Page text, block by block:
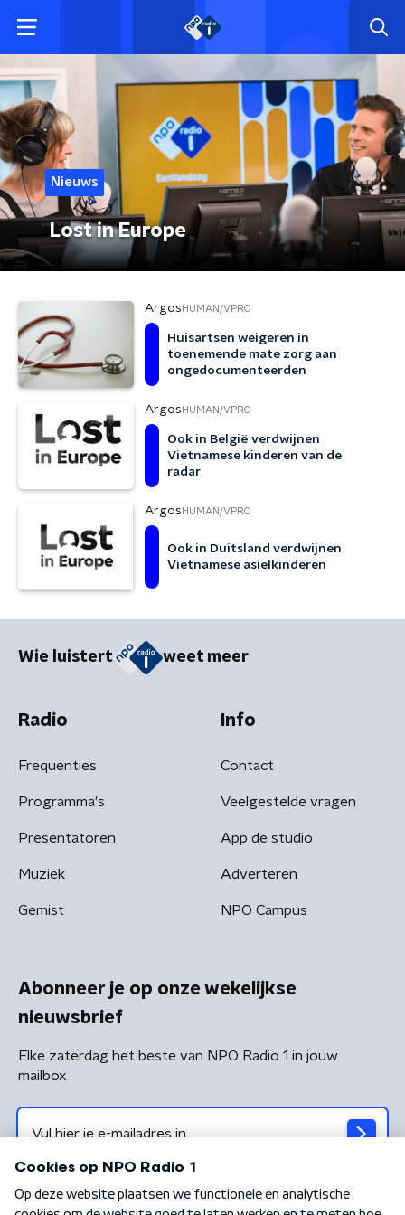
Nieuws
Lost in Europe
Argos HUMAN/VPRO
Huisartsen weigeren in
toenemende mate zorg aan
ongedocumenteerden
Argos HUMAN/VPRO
Ook in België verdwijnen
Vietnamese kinderen van de
radar
Argos HUMAN/VPRO
Ook in Duitsland verdwijnen
Vietnamese asielkinderen
Wie luistert weet meer
Radio
Frequenties
Programma's
Presentatoren
Muziek
Gemist
Info
Contact
Veelgestelde vragen
App de studio
Adverteren
NPO Campus
Abonneer je op onze wekelijkse
nieuwsbrief
Elke zaterdag het beste van NPO Radio 1 in jouw
mailbox